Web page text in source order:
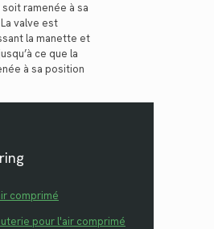
ramenée à sa
valve est
la manette et
ce que la
à sa position
comprimé
pour l'air comprimé